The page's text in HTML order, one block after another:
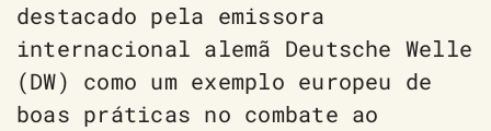
destacado pela emissora
internacional alemã Deutsche Welle
(DW) como um exemplo europeu de
boas práticas no combate ao